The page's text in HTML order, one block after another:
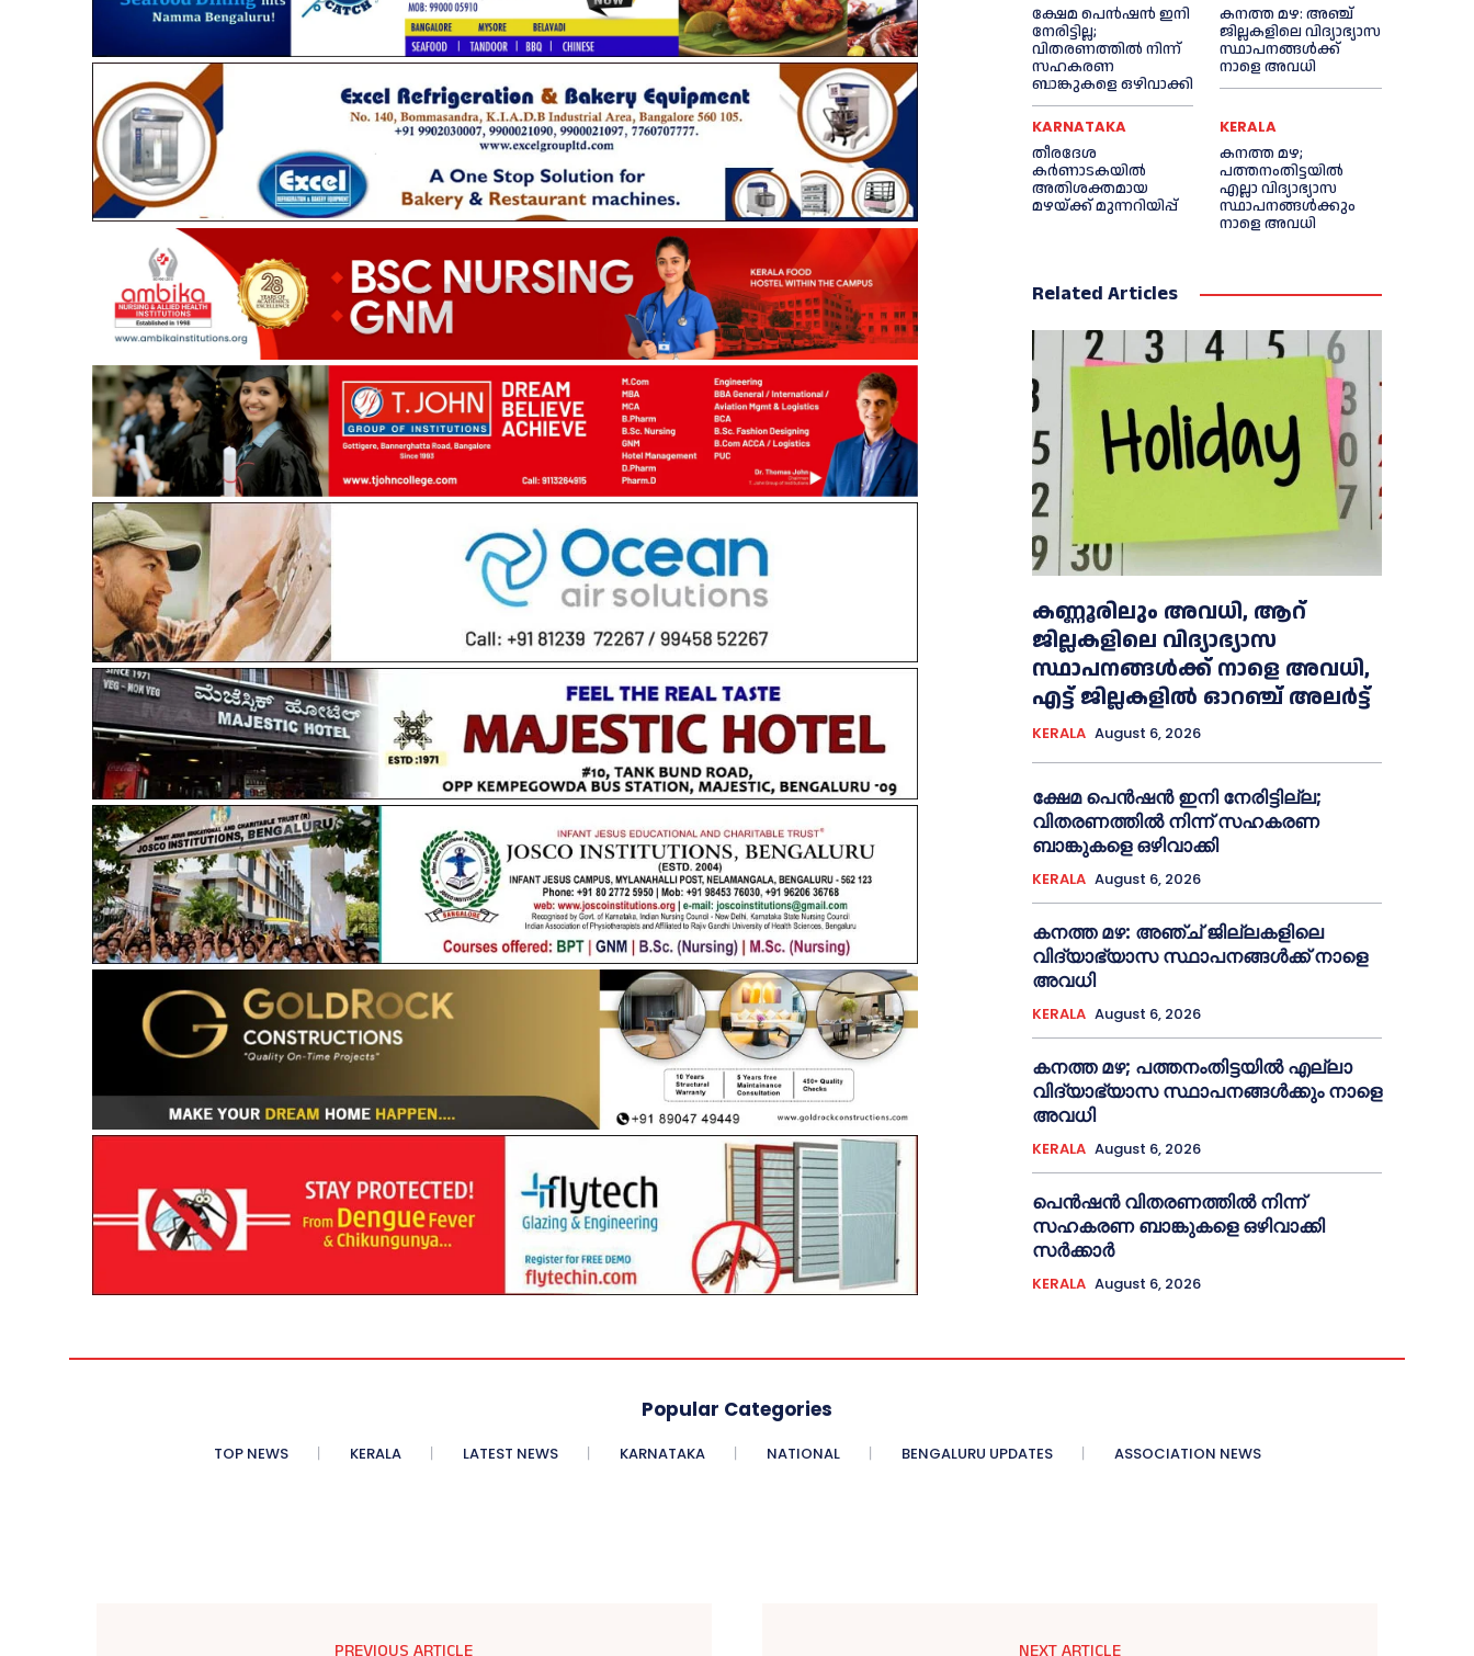
ക്ഷേമ പെൻഷൻ ഇനി
നേരിട്ടില്ല;
വിതരണത്തിൽ നിന്ന്
സഹകരണ
ബാങ്കുകളെ ഒഴിവാക്കി
കനത്ത മഴ: അഞ്ച്
ജില്ലകളിലെ വിദ്യാഭ്യാസ
സ്ഥാപനങ്ങൾക്ക്
നാളെ അവധി
KARNATAKA
തീരദേശ
കർണാടകയിൽ
അതിശക്തമായ
മഴയ്ക്ക് മുന്നറിയിപ്പ്
KERALA
കനത്ത മഴ;
പത്തനംതിട്ടയില്‍
എല്ലാ വിദ്യാഭ്യാസ
സ്ഥാപനങ്ങള്‍ക്കും
നാളെ അവധി
Related Articles
കണ്ണൂരിലും അവധി, ആറ്
ജില്ലകളിലെ വിദ്യാഭ്യാസ
സ്ഥാപനങ്ങൾക്ക് നാളെ അവധി,
എട്ട് ജില്ലകളിൽ ഓറഞ്ച് അലർട്ട്
KERALA August 6, 2026
ക്ഷേമ പെൻഷൻ ഇനി നേരിട്ടില്ല;
വിതരണത്തിൽ നിന്ന് സഹകരണ
ബാങ്കുകളെ ഒഴിവാക്കി
KERALA August 6, 2026
കനത്ത മഴ: അഞ്ച് ജില്ലകളിലെ
വിദ്യാഭ്യാസ സ്ഥാപനങ്ങൾക്ക് നാളെ
അവധി
KERALA August 6, 2026
കനത്ത മഴ; പത്തനംതിട്ടയില്‍ എല്ലാ
വിദ്യാഭ്യാസ സ്ഥാപനങ്ങള്‍ക്കും നാളെ
അവധി
KERALA August 6, 2026
പെൻഷൻ വിതരണത്തില്‍ നിന്ന്
സഹകരണ ബാങ്കുകളെ ഒഴിവാക്കി
സര്‍ക്കാര്‍
KERALA August 6, 2026
Popular Categories
TOP NEWS KERALA LATEST NEWS KARNATAKA NATIONAL BENGALURU UPDATES ASSOCIATION NEWS
PREVIOUS ARTICLE NEXT ARTICLE